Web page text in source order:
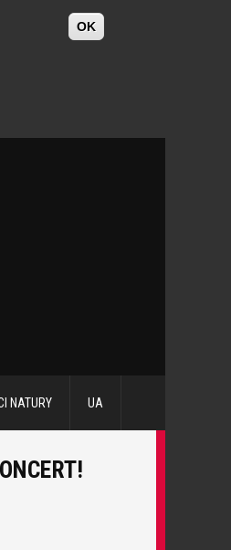
OK
NATURY UA